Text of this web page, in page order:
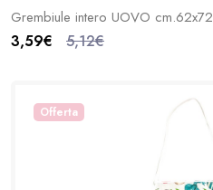
Grembiule intero UOVO cm.62x72
3,59€ 5,12€
Offerta